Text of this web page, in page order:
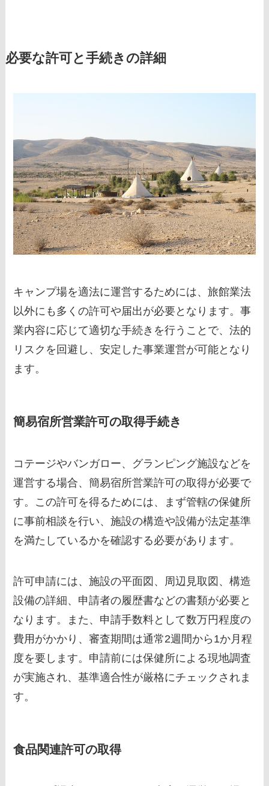
必要な許可と手続きの詳細
キャンプ場を適法に運営するためには、旅館業法
以外にも多くの許可や届出が必要となります。事
業内容に応じて適切な手続きを行うことで、法的
リスクを回避し、安定した事業運営が可能となり
ます。
簡易宿所営業許可の取得手続き
コテージやバンガロー、グランピング施設などを
運営する場合、簡易宿所営業許可の取得が必要で
す。この許可を得るためには、まず管轄の保健所
に事前相談を行い、施設の構造や設備が法定基準
を満たしているかを確認する必要があります。
許可申請には、施設の平面図、周辺見取図、構造
設備の詳細、申請者の履歴書などの書類が必要と
なります。また、申請手数料として数万円程度の
費用がかかり、審査期間は通常2週間から1か月程
度を要します。申請前には保健所による現地調査
が実施され、基準適合性が厳格にチェックされま
す。
食品関連許可の取得